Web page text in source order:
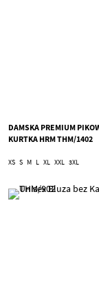
DAMSKA PREMIUM
KURTKA HRM THM/1402
XS S M L XL XXL 3XL